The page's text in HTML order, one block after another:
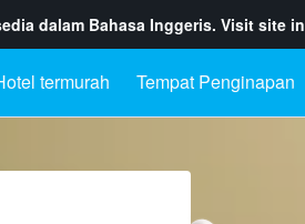
dalam Bahasa Inggeris. Visit site in
termurah Tempat Penginapan